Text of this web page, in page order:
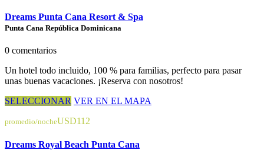
Dreams Punta Cana Resort & Spa
Punta Cana República Dominicana
0 comentarios
Un hotel todo incluido, 100 % para familias, perfecto para pasar
unas buenas vacaciones. ¡Reserva con nosotros!
SELECCIONAR VER EN EL MAPA
promedio/nocheUSD112
Dreams Royal Beach Punta Cana